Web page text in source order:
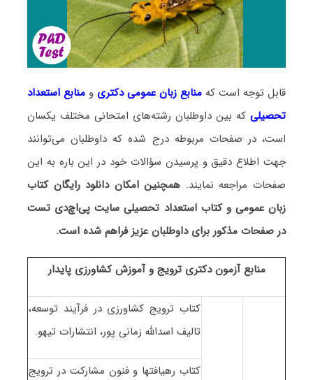
قابل توجه است که منابع زبان عمومی دکتری و منابع استعداد
تحصیلیکه بین داوطلبان رشته‌های امتحانی مختلف یکسان
است، در صفحات مربوطه درج شده که داوطلبان می‌توانند
جهت اطلاع دقیق و پرسیدن سؤالات خود در این باره به این
صفحات مراجعه نمایند. همچنین امکان دانلود رایگان کتاب
زبان عمومی و کتاب استعداد تحصیلی سایت پی‌اچ‌دی تست
در صفحات مذکور برای داوطلبان عزیز فراهم شده است.
منابع آزمون دکتری ترویج و آموزش کشاورزی پایدار
کتاب ترویج کشاورزی در فرآیند توسعه،
تالیف اسدالله زمانی پور، انتشارات تیهو.
کتاب رهیافتها و فنون مشارکت در ترویج